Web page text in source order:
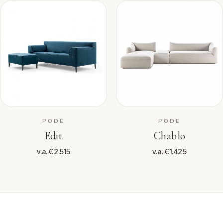
PODE
Edit
v.a. €2.515
PODE
Chablo
v.a. €1.425